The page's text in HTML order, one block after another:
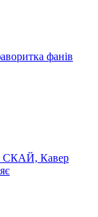
фанів
СКАЙ, Кавер